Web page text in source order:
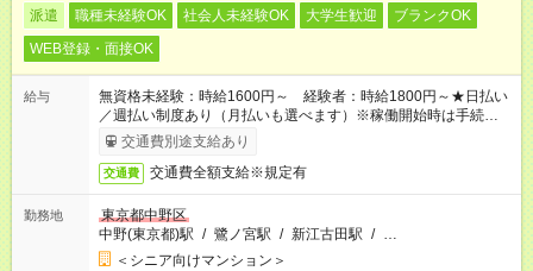
派遣 職種未経験OK 社会人未経験OK 大学生歓迎
ブランクOK
WEB登録・面接OK
給与
無資格未経験：時給1600円～ 経験者：時給1800円～★日払い
／週払い制度あり（月払いも選べます）※稼働開始時は手続き完
了次第のお支払いとなります。
交通費別途支給あり
交通費 交通費全額支給※規定有
勤務地
東京都中野区
中野(東京都)駅 / 鷺ノ宮駅 / 新江古田駅 / …
＜シニア向けマンション＞